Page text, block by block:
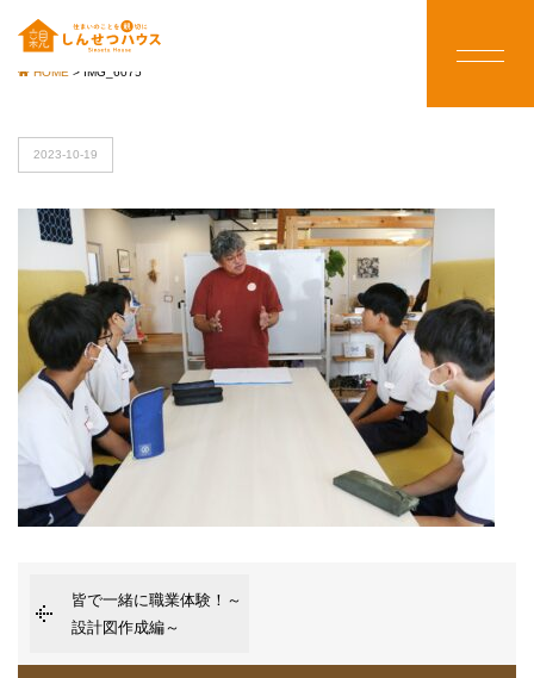
HOME > IMG_6075
2023-10-19
皆で一緒に職業体験！～
設計図作成編～